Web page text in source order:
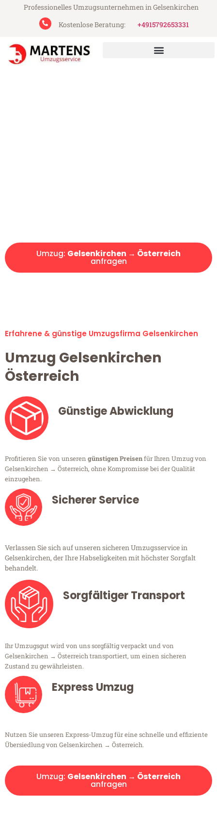
Professionelles Umzugsunternehmen in Gelsenkirchen
Kostenlose Beratung:
+4915792653331
Umzug: Gelsenkirchen → Österreich
anfragen
Erfahrene & günstige Umzugsfirma Gelsenkirchen
Umzug Gelsenkirchen
Österreich
Günstige Abwicklung
Profitieren Sie von unseren günstigen Preisenfür Ihren Umzug von
Gelsenkirchen → Österreich, ohne Kompromisse bei der Qualität
einzugehen.
Sicherer Service
Verlassen Sie sich auf unseren sicheren Umzugsservice in
Gelsenkirchen, der Ihre Habseligkeiten mit höchster Sorgfalt
behandelt.
Sorgfältiger Transport
Ihr Umzugsgut wird von uns sorgfältig verpackt und von
Gelsenkirchen → Österreich transportiert, um einen sicheren
Zustand zu gewährleisten.
Express Umzug
Nutzen Sie unseren Express-Umzug für eine schnelle und effiziente
Übersiedlung von Gelsenkirchen → Österreich.
Umzug: Gelsenkirchen → Österreich
anfragen